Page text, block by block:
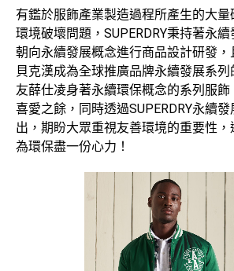
有鑑於服飾產業製造過程所產生的大
環境破壞問題，SUPERDRY秉持著永續
朝向永續發展概念進行商品設計研發，
貝克漢成為全球推廣品牌永續發展系
友薛仕凌身著永續環保概念的系列服
喜愛之餘，同時透過SUPERDRY永續
出，期盼大眾重視友善環境的重要性，
為環保盡一份心力！